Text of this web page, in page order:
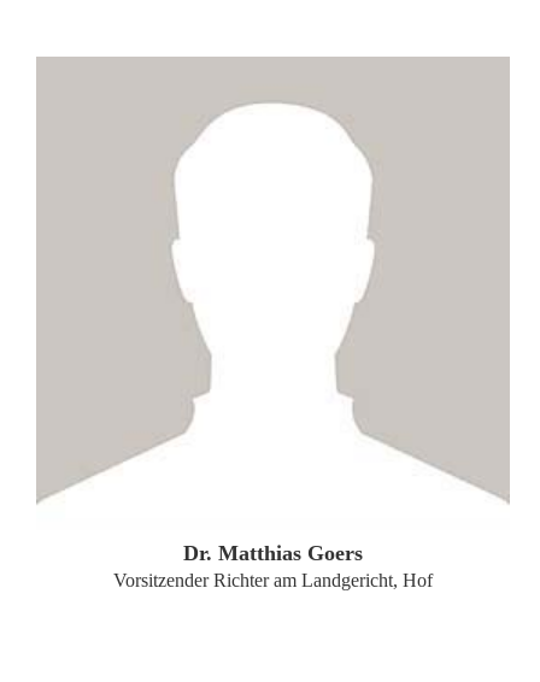
Dr. Matthias Goers
Vorsitzender Richter am Landgericht, Hof